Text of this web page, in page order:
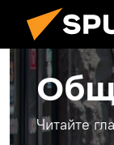
Читайте